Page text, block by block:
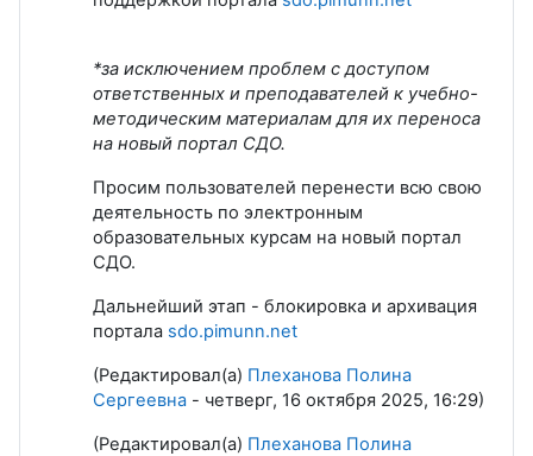
*за исключением проблем с доступом
ответственных и преподавателей к учебно-
методическим материалам для их переноса
на новый портал СДО.
Просим пользователей перенести всю свою
деятельность по электронным
образовательных курсам на новый портал
СДО.
Дальнейший этап - блокировка и архивация
портала sdo.pimunn.net
(Редактировал(а) Плеханова Полина
Сергеевна - четверг, 16 октября 2025, 16:29)
(Редактировал(а) Плеханова Полина